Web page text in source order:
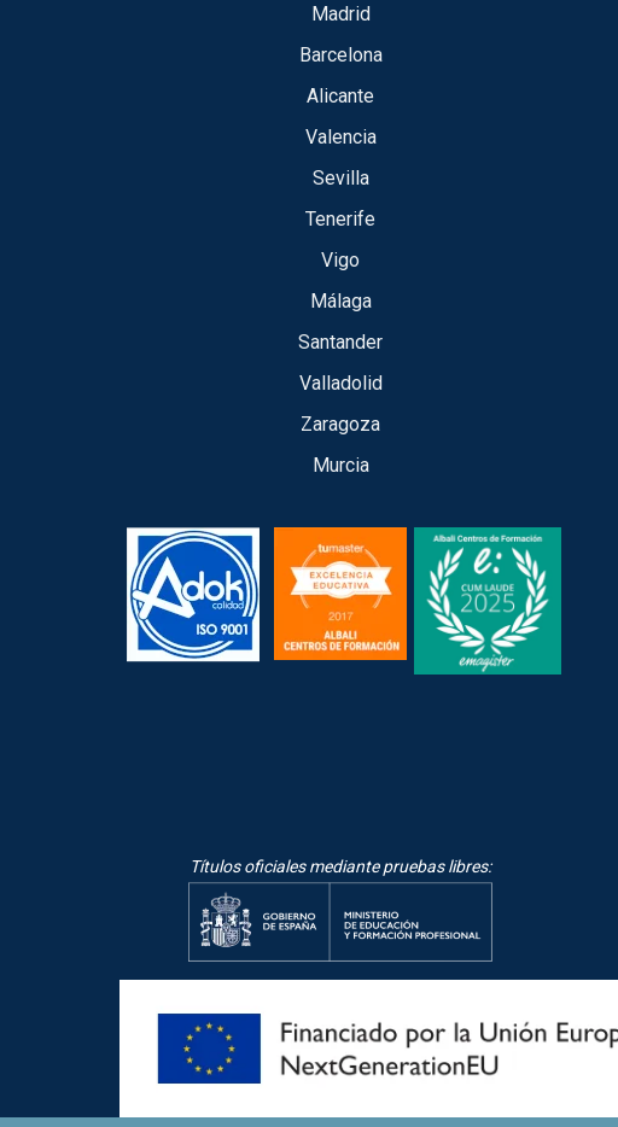
Madrid
Barcelona
Alicante
Valencia
Sevilla
Tenerife
Vigo
Málaga
Santander
Valladolid
Zaragoza
Murcia
Títulos oficiales mediante pruebas libres: